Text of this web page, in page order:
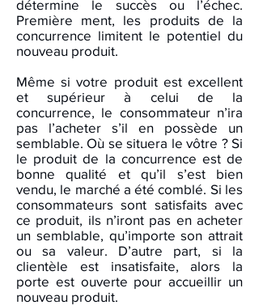
détermine le succès ou l’échec.
Première ment, les produits de la
concurrence limitent le potentiel du
nouveau produit.
Même si votre produit est excellent
et supérieur à celui de la
concurrence, le consommateur n’ira
pas l’acheter s’il en possède un
semblable. Où se situera le vôtre ? Si
le produit de la concurrence est de
bonne qualité et qu’il s’est bien
vendu, le marché a été comblé. Si les
consommateurs sont satisfaits avec
ce produit, ils n’iront pas en acheter
un semblable, qu’importe son attrait
ou sa valeur. D’autre part, si la
clientèle est insatisfaite, alors la
porte est ouverte pour accueillir un
nouveau produit.